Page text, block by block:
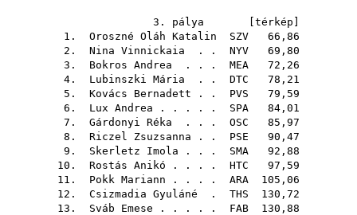
3. pálya [ térkép
1. Oroszné Oláh Katalin SZV 66,86
2. Nina Vinnickaia . . NYV 69,80
3. Bokros Andrea . . . MEA 72,26
4. Lubinszki Mária . . DTC 78,21
5. Kovács Bernadett . . PVS 79,59
6. Lux Andrea . . . . . SPA 84,01
7. Gárdonyi Réka . . . OSC 85,97
8. Riczel Zsuzsanna . . PSE 90,47
9. Skerletz Imola . . . SMA 92,88
10. Rostás Anikó . . . . HTC 97,59
11. Pokk Mariann . . . . ARA 105,06
12. Csizmadia Gyuláné . THS 130,72
13. Sváb Emese . . . . . FAB 130,88